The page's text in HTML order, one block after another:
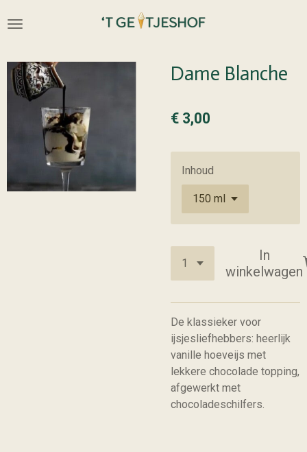
direct
de
hoofdinhoud
Dame Blanche
€ 3,00
Inhoud
In
winkelwagen
De klassieker voor
ijsjesliefhebbers: heerlijk
vanille hoeveijs met
lekkere chocolade topping,
afgewerkt met
chocoladeschilfers.